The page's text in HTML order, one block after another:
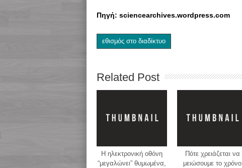
Πηγή: sciencearchives.wordpress.com
εθισμός στο διαδίκτυο
Related Post
Η ηλεκτρονική οθόνη
“μεγαλώνει” θυμωμένα,
Πότε χρειάζεται να
μειώσουμε το χρόνο